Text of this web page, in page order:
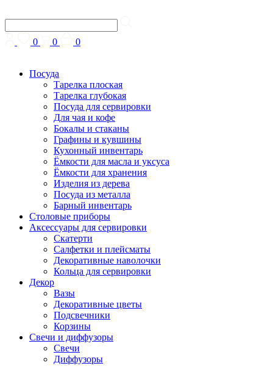
0 0 0
Посуда
Тарелка плоская
Тарелка глубокая
Посуда для сервировки
Для чая и кофе
Бокалы и стаканы
Графины и кувшины
Кухонный инвентарь
Ёмкости для масла и уксуса
Ёмкости для хранения
Изделия из дерева
Посуда из металла
Барный инвентарь
Столовые приборы
Аксессуары для сервировки
Скатерти
Cалфетки и плейсматы
Декоративные наволочки
Кольца для сервировки
Декор
Вазы
Декоративные цветы
Подсвечники
Корзины
Свечи и диффузоры
Свечи
Диффузоры